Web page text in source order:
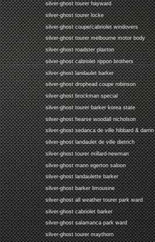
silver-ghost tourer hayward
silver-ghost tourer locke
silver-ghost coupe/cabriolet windovers
silver-ghost tourer melbourne motor body
silver-ghost roadster plaxton
silver-ghost cabriolet rippon brothers
silver-ghost landaulet barker
silver-ghost drophead coupe robinson
silver-ghost brockman special
silver-ghost tourer barker korea state
silver-ghost hearse woodall nicholson
silver-ghost sedanca de ville hibbard & darrin
silver-ghost landaulet de ville dietrich
silver-ghost tourer millard-newman
silver-ghost mann egerton saloon
silver-ghost landaulette barker
silver-ghost barker limousine
silver-ghost all weather tourer park ward
silver-ghost cabriolet barker
silver-ghost salamanca park ward
silver-ghost tourer maythorn